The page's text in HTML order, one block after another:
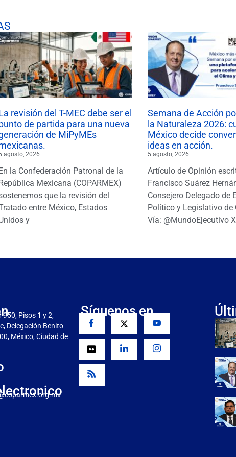
revisión del T-MEC debe ser el
de partida para una nueva
de MiPyMEs
agosto, 2026
la Confederación Patronal de la
Mexicana (COPARMEX)
que la revisión del
entre México, Estados
y
Semana de Acción
la Naturaleza 2026:
México decide
ideas en acción.
5 agosto, 2026
Artículo de Opinión
Francisco Suárez
Consejero Delegado de
Político y Legislativo de
Vía: @MundoEjecutivo
950, Pisos 1 y 2,
Delegación Benito
México, Ciudad de
Síguenos en